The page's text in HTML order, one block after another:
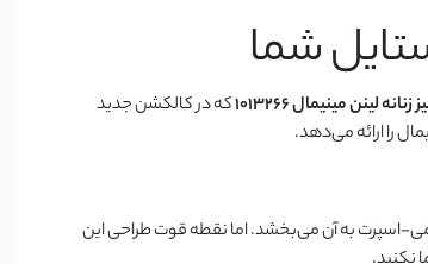
لینن مینیمال ۱۰۱۳۲۶۶
که در کالکشن جدید
را ارائه می‌دهد.
اسپرت به آن می‌بخشد. اما نقطه قوت طراحی این